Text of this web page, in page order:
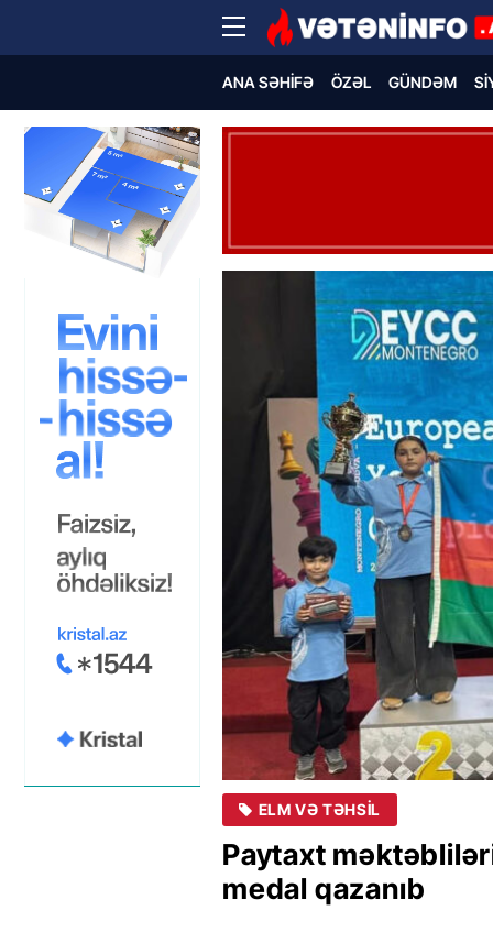
ANA SƏHIFƏ ÖZƏL GÜNDƏM
ELM VƏ TƏHSIL
Paytaxt
medal qazanıb